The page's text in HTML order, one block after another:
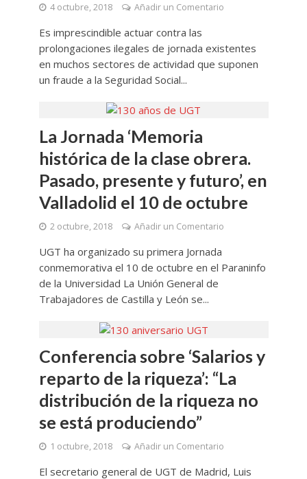
4 octubre, 2018 Añadir un Comentario
Es imprescindible actuar contra las
prolongaciones ilegales de jornada existentes
en muchos sectores de actividad que suponen
un fraude a la Seguridad Social...
La Jornada ‘Memoria
histórica de la clase obrera.
Pasado, presente y futuro’, en
Valladolid el 10 de octubre
2 octubre, 2018 Añadir un Comentario
UGT ha organizado su primera Jornada
conmemorativa el 10 de octubre en el Paraninfo
de la Universidad La Unión General de
Trabajadores de Castilla y León se...
Conferencia sobre ‘Salarios y
reparto de la riqueza’: “La
distribución de la riqueza no
se está produciendo”
1 octubre, 2018 Añadir un Comentario
El secretario general de UGT de Madrid, Luis